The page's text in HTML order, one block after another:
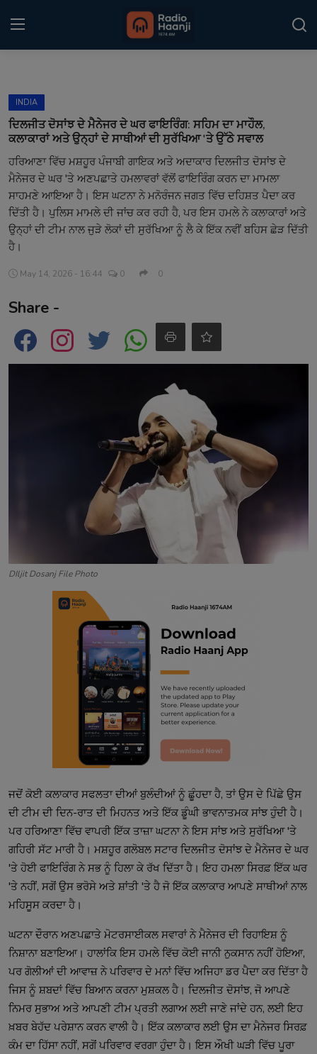
Home
Punjabi Podcast
Kitaab Kahani
Gallery
Sponsors
Matrimonial
Event
Contact
INDIA
ਦਿਲਜੀਤ ਦੋਸਾਂਝ ਦੇ ਮੈਨੇਜਰ ਦੇ ਘਰ ਫਾਇਰਿੰਗ: ਸਹਿਮ ਦਾ ਮਾਹੌਲ,
ਕਲਾਕਾਰਾਂ ਅਤੇ ਉਨ੍ਹਾਂ ਦੇ ਸਾਥੀਆਂ ਦੀ ਸੁਰੱਖਿਆ 'ਤੇ ਉੱਠੇ ਸਵਾਲ
ਹਰਿਆਣਾ ਵਿੱਚ ਮਸ਼ਹੂਰ ਪੰਜਾਬੀ ਗਾਇਕ ਅਤੇ ਅਦਾਕਾਰ ਦਿਲਜੀਤ ਦੋਸਾਂਝ ਦੇ
ਮੈਨੇਜਰ ਦੇ ਘਰ 'ਤੇ ਅਣਪਛਾਤੇ ਹਮਲਾਵਰਾਂ ਵੱਲੋਂ ਫਾਇਰਿੰਗ ਕਰਨ ਦਾ ਮਾਮਲਾ
ਸਾਹਮਣੇ ਆਇਆ ਹੈ। ਇਸ ਘਟਨਾ ਨੇ ਮਨੋਰੰਜਨ ਜਗਤ ਵਿੱਚ ਦਹਿਸ਼ਤ ਪੈਦਾ ਕਰ
ਦਿੱਤੀ ਹੈ। ਪੁਲਿਸ ਮਾਮਲੇ ਦੀ ਜਾਂਚ ਕਰ ਰਹੀ ਹੈ, ਪਰ ਇਸ ਹਮਲੇ ਨੇ ਕਲਾਕਾਰਾਂ ਅਤੇ
ਉਨ੍ਹਾਂ ਦੀ ਟੀਮ ਨਾਲ ਜੁੜੇ ਲੋਕਾਂ ਦੀ ਸੁਰੱਖਿਆ ਨੂੰ ਲੈ ਕੇ ਇੱਕ ਨਵੀਂ ਬਹਿਸ ਛੇੜ ਦਿੱਤੀ
ਹੈ।
May 14, 2026 - 16:44 0 0
Share -
DIljit Dosanj File Photo
ਜਦੋਂ ਕੋਈ ਕਲਾਕਾਰ ਸਫਲਤਾ ਦੀਆਂ ਬੁਲੰਦੀਆਂ ਨੂੰ ਛੂੰਹਦਾ ਹੈ, ਤਾਂ ਉਸ ਦੇ ਪਿੱਛੇ ਉਸ
ਦੀ ਟੀਮ ਦੀ ਦਿਨ-ਰਾਤ ਦੀ ਮਿਹਨਤ ਅਤੇ ਇੱਕ ਡੂੰਘੀ ਭਾਵਨਾਤਮਕ ਸਾਂਝ ਹੁੰਦੀ ਹੈ।
ਪਰ ਹਰਿਆਣਾ ਵਿੱਚ ਵਾਪਰੀ ਇੱਕ ਤਾਜ਼ਾ ਘਟਨਾ ਨੇ ਇਸ ਸਾਂਝ ਅਤੇ ਸੁਰੱਖਿਆ 'ਤੇ
ਗਹਿਰੀ ਸੱਟ ਮਾਰੀ ਹੈ। ਮਸ਼ਹੂਰ ਗਲੋਬਲ ਸਟਾਰ ਦਿਲਜੀਤ ਦੋਸਾਂਝ ਦੇ ਮੈਨੇਜਰ ਦੇ ਘਰ
'ਤੇ ਹੋਈ ਫਾਇਰਿੰਗ ਨੇ ਸਭ ਨੂੰ ਹਿਲਾ ਕੇ ਰੱਖ ਦਿੱਤਾ ਹੈ। ਇਹ ਹਮਲਾ ਸਿਰਫ਼ ਇੱਕ ਘਰ
'ਤੇ ਨਹੀਂ, ਸਗੋਂ ਉਸ ਭਰੋਸੇ ਅਤੇ ਸ਼ਾਂਤੀ 'ਤੇ ਹੈ ਜੋ ਇੱਕ ਕਲਾਕਾਰ ਆਪਣੇ ਸਾਥੀਆਂ ਨਾਲ
ਮਹਿਸੂਸ ਕਰਦਾ ਹੈ।
ਘਟਨਾ ਦੌਰਾਨ ਅਣਪਛਾਤੇ ਮੋਟਰਸਾਈਕਲ ਸਵਾਰਾਂ ਨੇ ਮੈਨੇਜਰ ਦੀ ਰਿਹਾਇਸ਼ ਨੂੰ
ਨਿਸ਼ਾਨਾ ਬਣਾਇਆ। ਹਾਲਾਂਕਿ ਇਸ ਹਮਲੇ ਵਿੱਚ ਕੋਈ ਜਾਨੀ ਨੁਕਸਾਨ ਨਹੀਂ ਹੋਇਆ,
ਪਰ ਗੋਲੀਆਂ ਦੀ ਆਵਾਜ਼ ਨੇ ਪਰਿਵਾਰ ਦੇ ਮਨਾਂ ਵਿੱਚ ਅਜਿਹਾ ਡਰ ਪੈਦਾ ਕਰ ਦਿੱਤਾ ਹੈ
ਜਿਸ ਨੂੰ ਸ਼ਬਦਾਂ ਵਿੱਚ ਬਿਆਨ ਕਰਨਾ ਮੁਸ਼ਕਲ ਹੈ। ਦਿਲਜੀਤ ਦੋਸਾਂਝ, ਜੋ ਆਪਣੇ
ਨਿਮਰ ਸੁਭਾਅ ਅਤੇ ਆਪਣੀ ਟੀਮ ਪ੍ਰਤੀ ਲਗਾਅ ਲਈ ਜਾਣੇ ਜਾਂਦੇ ਹਨ, ਲਈ ਇਹ
ਖ਼ਬਰ ਬੇਹੱਦ ਪਰੇਸ਼ਾਨ ਕਰਨ ਵਾਲੀ ਹੈ। ਇੱਕ ਕਲਾਕਾਰ ਲਈ ਉਸ ਦਾ ਮੈਨੇਜਰ ਸਿਰਫ਼
ਕੰਮ ਦਾ ਹਿੱਸਾ ਨਹੀਂ, ਸਗੋਂ ਪਰਿਵਾਰ ਵਰਗਾ ਹੁੰਦਾ ਹੈ। ਇਸ ਔਖੀ ਘੜੀ ਵਿੱਚ ਪੂਰਾ